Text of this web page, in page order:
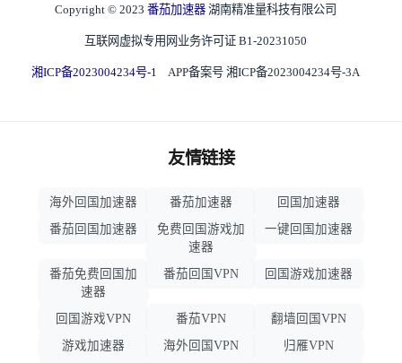
Copyright © 2023 番茄加速器 湖南精准量科技有限公司
互联网虚拟专用网业务许可证 B1-20231050
湘ICP备2023004234号-1 APP备案号 湘ICP备2023004234号-3A
友情链接
海外回国加速器 番茄加速器
回国加速器
番茄回国加速器
免费回国游戏加
速器
一键回国加速器
番茄免费回国加
速器
番茄回国VPN 回国游戏加速器
回国游戏VPN 番茄VPN
翻墙回国VPN
游戏加速器
海外回国VPN 归雁VPN